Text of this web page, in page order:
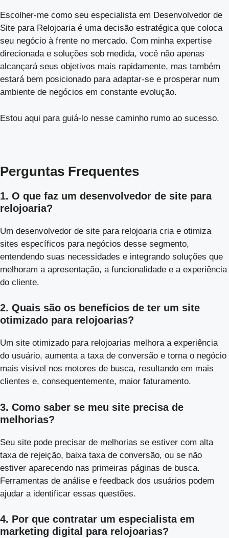
Escolher-me como seu especialista em Desenvolvedor de
Site para Relojoaria é uma decisão estratégica que coloca
seu negócio à frente no mercado. Com minha expertise
direcionada e soluções sob medida, você não apenas
alcançará seus objetivos mais rapidamente, mas também
estará bem posicionado para adaptar-se e prosperar num
ambiente de negócios em constante evolução.
Estou aqui para guiá-lo nesse caminho rumo ao sucesso.
Perguntas Frequentes
1. O que faz um desenvolvedor de site para
relojoaria?
Um desenvolvedor de site para relojoaria cria e otimiza
sites específicos para negócios desse segmento,
entendendo suas necessidades e integrando soluções que
melhoram a apresentação, a funcionalidade e a experiência
do cliente.
2. Quais são os benefícios de ter um site
otimizado para relojoarias?
Um site otimizado para relojoarias melhora a experiência
do usuário, aumenta a taxa de conversão e torna o negócio
mais visível nos motores de busca, resultando em mais
clientes e, consequentemente, maior faturamento.
3. Como saber se meu site precisa de
melhorias?
Seu site pode precisar de melhorias se estiver com alta
taxa de rejeição, baixa taxa de conversão, ou se não
estiver aparecendo nas primeiras páginas de busca.
Ferramentas de análise e feedback dos usuários podem
ajudar a identificar essas questões.
4. Por que contratar um especialista em
marketing digital para relojoarias?